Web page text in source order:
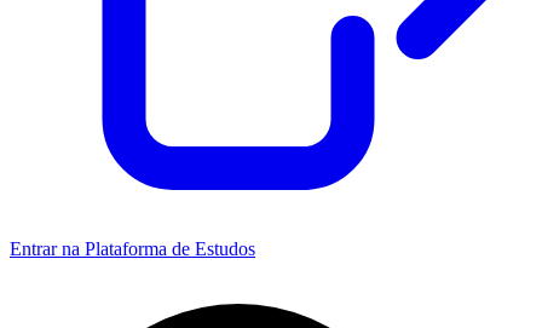
Entrar na Plataforma de Estudos